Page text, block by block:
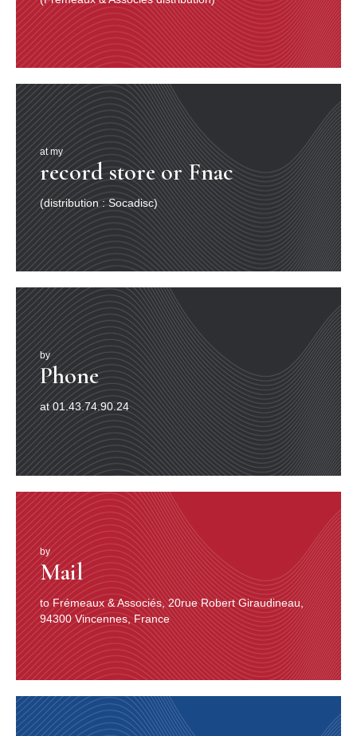
by
Phone
at 01.43.74.90.24
by
Mail
to Frémeaux & Associés, 20rue Robert Giraudineau,
94300 Vincennes, France
at my
record store or Fnac
(distribution : Socadisc)